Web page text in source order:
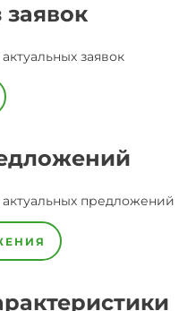
актуальных заявок
актуальных предложений